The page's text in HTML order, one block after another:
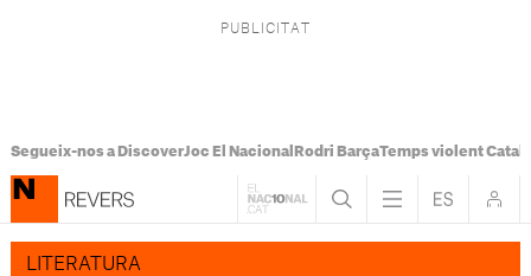
Segueix-nos a DiscoverJoc El Nacional Rodri BarçaTemps violent
LITERATURA